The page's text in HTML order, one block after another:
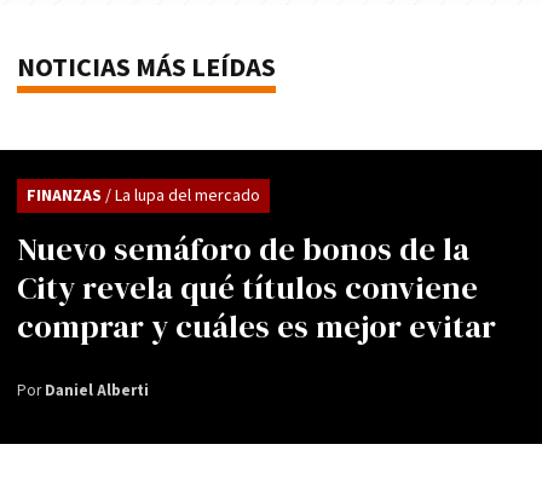
NOTICIAS MÁS LEÍDAS
Nuevo semáforo de bonos de la
City revela qué títulos conviene
comprar y cuáles es mejor evitar
FINANZAS / La lupa del mercado
PorDaniel Alberti